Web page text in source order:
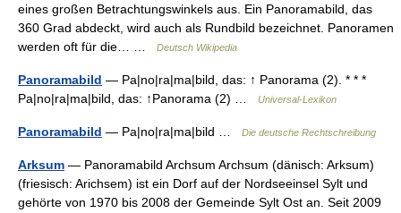
eines großen Betrachtungswinkels aus. Ein Panoramabild, das
360 Grad abdeckt, wird auch als Rundbild bezeichnet. Panoramen
werden oft für die… …
Deutsch Wikipedia
Panoramabild — Pa|no|ra|ma|bild, das: ↑ Panorama (2). * * *
Pa|no|ra|ma|bild, das: ↑Panorama (2) …
Universal-Lexikon
Panoramabild — Pa|no|ra|ma|bild … Die deutsche Rechtschreibung
Arksum — Panoramabild Archsum Archsum (dänisch: Arksum)
(friesisch: Arichsem) ist ein Dorf auf der Nordseeinsel Sylt und
gehörte von 1970 bis 2008 der Gemeinde Sylt Ost an. Seit 2009